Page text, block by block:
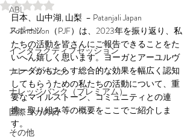
ABL
スポーツ
インタラクティブセッション
ナレッジバンク
ナレッジバンク（プレミアム）
国際ヨガの日
その他
5つ星のうちNaNと評価されています。
日本、山中湖, 山梨  – Patanjali Japan
Foundation（PJF）は、2023年を振り返り、私
たちの活動を皆さんにご報告できることをた
いへん嬉しく思います。ヨーガとアーユルヴ
ェーダがもたらす総合的な効果を幅広く認知
してもらうための私たちの活動について、重
要なマイルストーン、コミュニティとの連
携、取り組み等の概要をここでご紹介しま
す。